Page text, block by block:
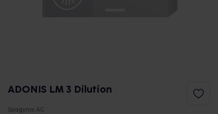
ADONIS LM 3 Dilution
Spagyros AG